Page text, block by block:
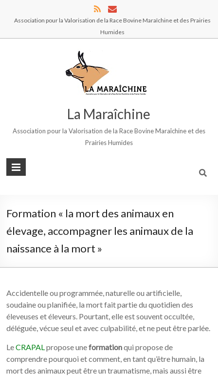
Association pour la Valorisation de la Race Bovine Maraîchine et des Prairies
Humides
La Maraîchine
Association pour la Valorisation de la Race Bovine Maraîchine et des
Prairies Humides
Formation « la mort des animaux en
élevage, accompagner les animaux de la
naissance à la mort »
Accidentelle ou programmée, naturelle ou artificielle,
soudaine ou planifiée, la mort fait partie du quotidien des
éleveuses et éleveurs. Pourtant, elle est souvent occultée,
déléguée, vécue seul et avec culpabilité, et ne peut être parlée.
LeCRAPALpropose uneformationqui propose de
comprendre pourquoi et comment, en tant qu’être humain, la
mort des animaux peut être un traumatisme, mais aussi être